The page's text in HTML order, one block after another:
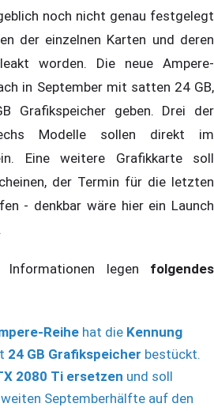
noch nicht genau festgelegt
der einzelnen Karten und deren
worden. Die neue Ampere-
in September mit satten 24 GB,
Grafikspeicher geben. Drei der
Modelle sollen direkt im
Eine weitere Grafikkarte soll
der Termin für die letzten
- denkbar wäre hier ein Launch
Informationen legen folgendes
Reihe hat die Kennung
24 GB Grafikspeicher bestückt.
2080 Ti ersetzen und soll
Septemberhälfte auf den